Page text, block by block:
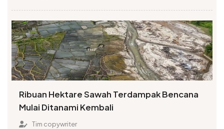
Ribuan Hektare Sawah Terdampak Bencana
Mulai Ditanami Kembali
Tim copywriter